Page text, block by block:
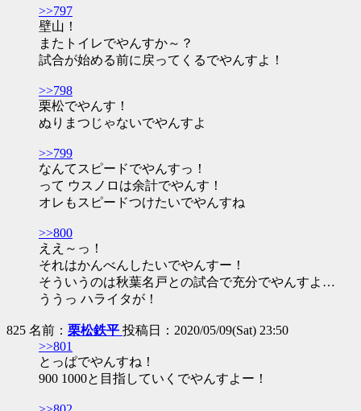
>>797
壁山！
またトイレでやんすか～？
試合が始める前に戻ってくるでやんすよ！
>>798
栗松でやんす！
ぬりまつじゃないでやんすよ
>>799
なんてスピードでやんすっ！
って ウスノロは余計でやんす！
オレもスピードつけたいでやんすね
>>800
ええ～っ！
それはかんべんしたいでやんすー！
そういうのは秋葉名戸との試合で充分でやんすよ…
ううっ ハライタが！
825 名前： 栗松鉄平 投稿日：2020/05/09(Sat) 23:50
>>801
とっぱでやんすね！
900 1000と目指していくでやんすよー！